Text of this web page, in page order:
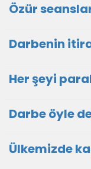
Özür
Darbenin
Her şeyi
Darbe öyle
Ülkemizde